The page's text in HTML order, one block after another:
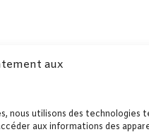
aux
nous utilisons des technologies
aux informations des